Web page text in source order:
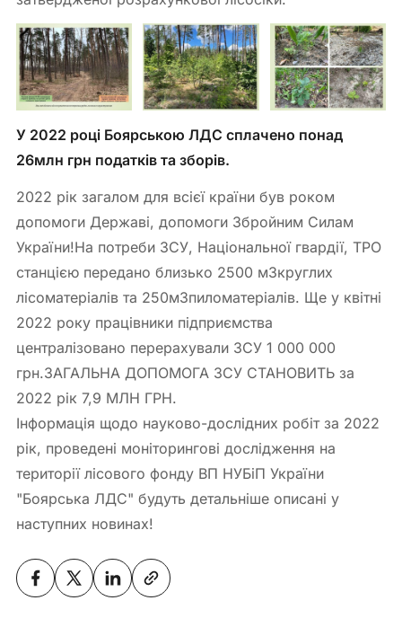
У 2022 році Боярською ЛДС сплачено понад
26млн грн податків та зборів.
2022 рік загалом для всієї країни був роком
допомоги Державі, допомоги Збройним Силам
України!На потреби ЗСУ, Національної гвардії, ТРО
станцією передано близько 2500 м3круглих
лісоматеріалів та 250м3пиломатеріалів. Ще у квітні
2022 року працівники підприємства
централізовано перерахували ЗСУ 1 000 000
грн.ЗАГАЛЬНA ДОПОМОГА ЗСУ СТАНОВИТЬ за
2022 рік 7,9 МЛН ГРН.
Інформація щодо науково-дослідних робіт за 2022
рік, проведені моніторингові дослідження на
території лісового фонду ВП НУБіП України
"Боярська ЛДС" будуть детальніше описані у
наступних новинах!